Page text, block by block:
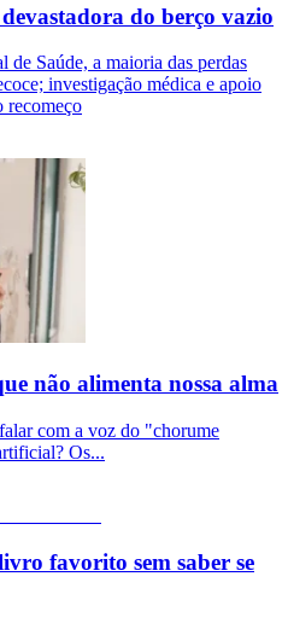
do berço vazio
Saúde, a maioria das perdas
investigação médica e apoio
recomeço
não alimenta nossa alma
com a voz do "chorume
Os...
favorito sem saber se